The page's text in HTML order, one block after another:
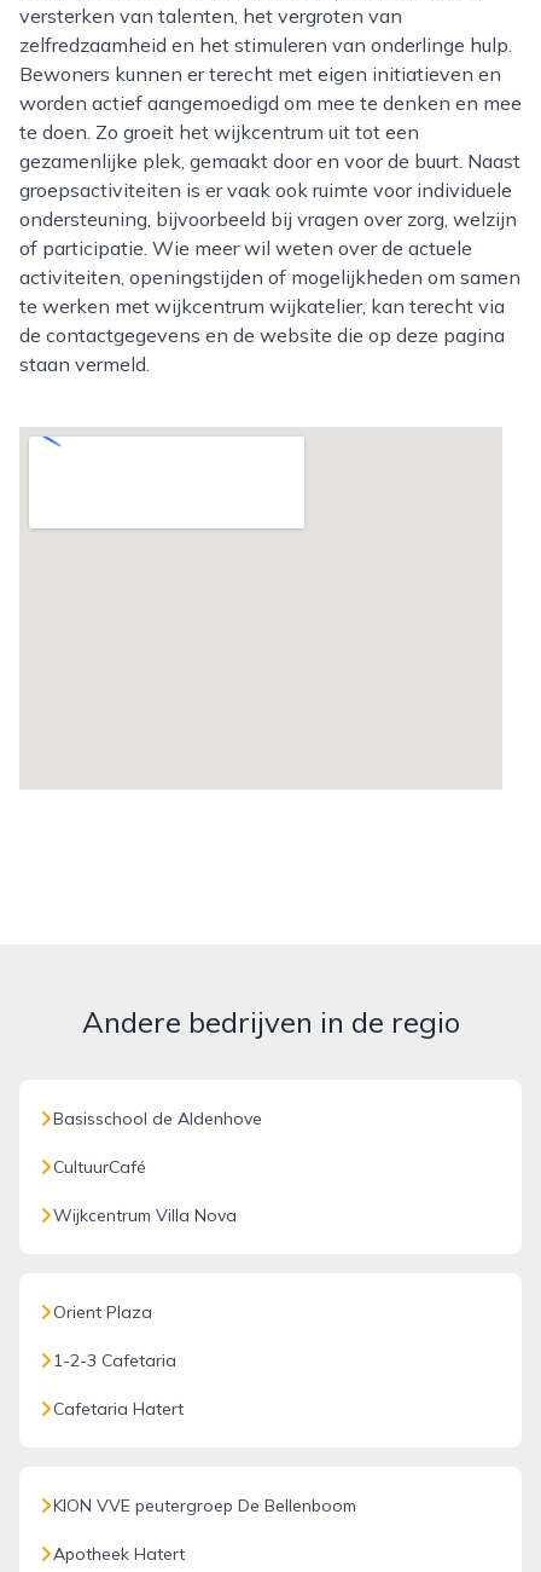
versterken van talenten, het vergroten van
zelfredzaamheid en het stimuleren van onderlinge hulp.
Bewoners kunnen er terecht met eigen initiatieven en
worden actief aangemoedigd om mee te denken en mee
te doen. Zo groeit het wijkcentrum uit tot een
gezamenlijke plek, gemaakt door en voor de buurt. Naast
groepsactiviteiten is er vaak ook ruimte voor individuele
ondersteuning, bijvoorbeeld bij vragen over zorg, welzijn
of participatie. Wie meer wil weten over de actuele
activiteiten, openingstijden of mogelijkheden om samen
te werken met wijkcentrum wijkatelier, kan terecht via
de contactgegevens en de website die op deze pagina
staan vermeld.
Andere bedrijven in de regio
Basisschool de Aldenhove
CultuurCafé
Wijkcentrum Villa Nova
Orient Plaza
1-2-3 Cafetaria
Cafetaria Hatert
KION VVE peutergroep De Bellenboom
Apotheek Hatert